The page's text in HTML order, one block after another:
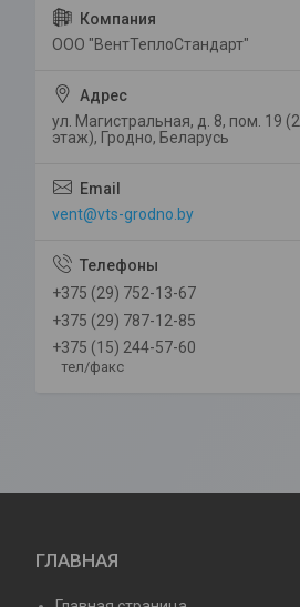
ООО "ВентТеплоСтандарт"
ул. Магистральная, д. 8, пом. 19 (2
этаж), Гродно, Беларусь
vent@vts-grodno.by
+375 (29) 752-13-67
+375 (29) 787-12-85
+375 (15) 244-57-60
тел/факс
ГЛАВНАЯ